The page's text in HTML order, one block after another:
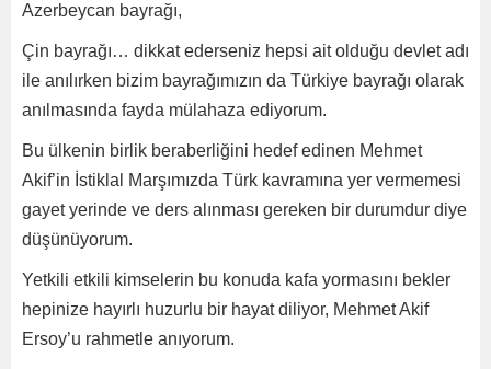
Azerbeycan bayrağı,
Çin bayrağı… dikkat ederseniz hepsi ait olduğu devlet adı
ile anılırken bizim bayrağımızın da Türkiye bayrağı olarak
anılmasında fayda mülahaza ediyorum.
Bu ülkenin birlik beraberliğini hedef edinen Mehmet
Akif’in İstiklal Marşımızda Türk kavramına yer vermemesi
gayet yerinde ve ders alınması gereken bir durumdur diye
düşünüyorum.
Yetkili etkili kimselerin bu konuda kafa yormasını bekler
hepinize hayırlı huzurlu bir hayat diliyor, Mehmet Akif
Ersoy’u rahmetle anıyorum.